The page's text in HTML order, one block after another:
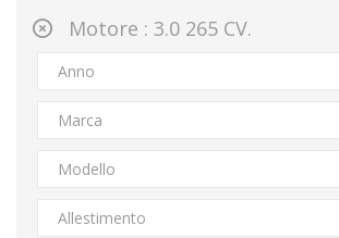
Motore : 3.0 265 CV.
Anno
Marca
Modello
Allestimento